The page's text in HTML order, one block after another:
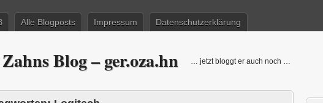
Alle Blogposts Impressum Datenschutzerklärung
Blog – ger.oza.hn … jetzt bloggt er auch noch …